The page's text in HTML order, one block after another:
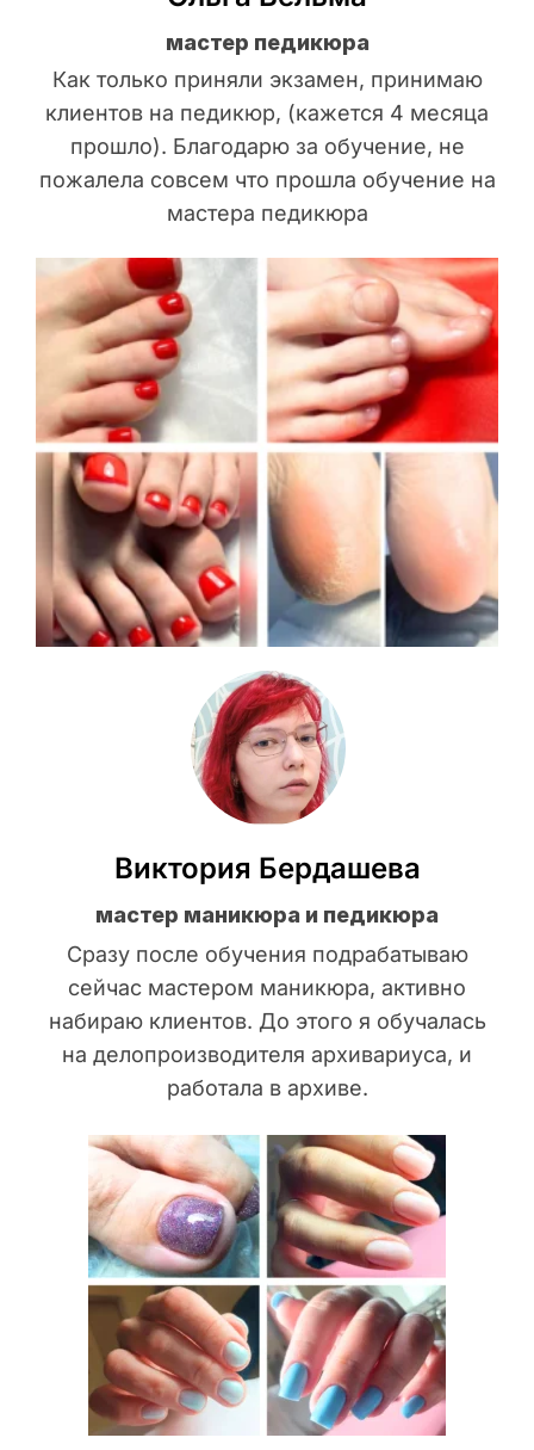
мастер педикюра
Как только приняли экзамен, принимаю
клиентов на педикюр, (кажется 4 месяца
прошло). Благодарю за обучение, не
пожалела совсем что прошла обучение на
мастера педикюра
Виктория Бердашева
мастер маникюра и педикюра
Сразу после обучения подрабатываю
сейчас мастером маникюра, активно
набираю клиентов. До этого я обучалась
на делопроизводителя архивариуса, и
работала в архиве.